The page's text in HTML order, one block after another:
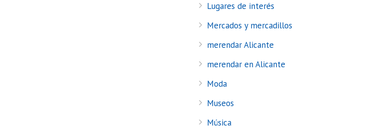
Lugares de interés
Mercados y mercadillos
merendar Alicante
merendar en Alicante
Moda
Museos
Música